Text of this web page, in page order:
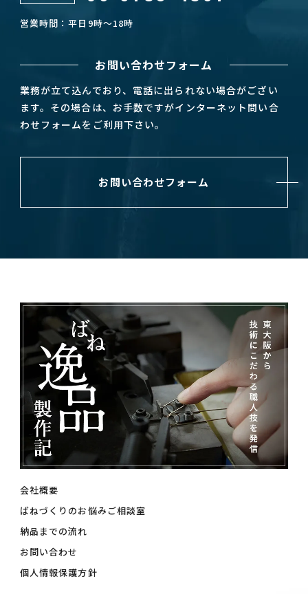
営業時間：平日9時～18時
お問い合わせフォーム
業務が立て込んでおり、電話に出られない場合がござい
ます。その場合は、お手数ですがインターネット問い合
わせフォームをご利用下さい。
お問い合わせフォーム
会社概要
ばねづくりのお悩みご相談室
納品までの流れ
お問い合わせ
個人情報保護方針